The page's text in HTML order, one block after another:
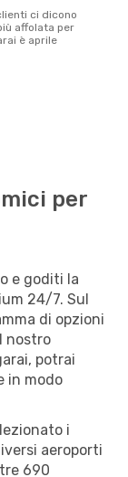
affolata per
è aprile
per
e goditi la
24/7. Sul
di opzioni
nostro
potrai
in modo
i
aeroporti
690